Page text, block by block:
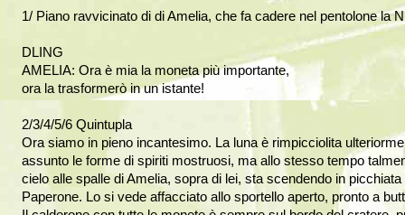
1/ Piano ravvicinato di di Amelia, che fa cadere nel pentolone la
DLING
AMELIA: Ora è mia la moneta più importante,
ora la trasformerò in un istante!
2/3/4/5/6 Quintupla
Ora siamo in pieno incantesimo. La luna è rimpicciolita
assunto le forme di spiriti mostruosi, ma allo stesso tempo
cielo alle spalle di Amelia, sopra di lei, sta scendendo in
Paperone. Lo si vede affacciato allo sportello aperto, pronto a